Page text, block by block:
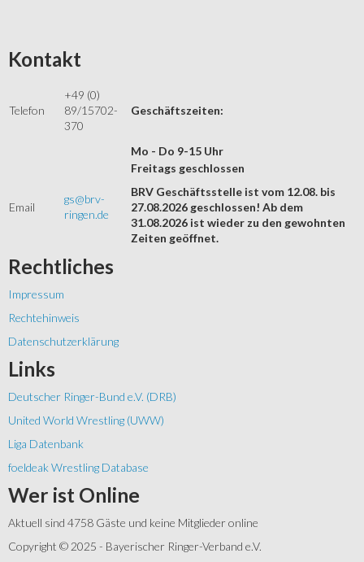
Kontakt
Telefon
+49 (0)
89/15702-
370
Geschäftszeiten:
Mo - Do 9-15 Uhr
Email
gs@brv-
ringen.de
Freitags geschlossen
BRV Geschäftsstelle ist vom 12.08. bis
27.08.2026 geschlossen! Ab dem
31.08.2026 ist wieder zu den gewohnten
Zeiten geöffnet.
Rechtliches
Impressum
Rechtehinweis
Datenschutzerklärung
Links
Deutscher Ringer-Bund e.V. (DRB)
United World Wrestling (UWW)
Liga Datenbank
foeldeak Wrestling Database
Wer ist Online
Aktuell sind 4758 Gäste und keine Mitglieder online
Copyright © 2025 - Bayerischer Ringer-Verband e.V.